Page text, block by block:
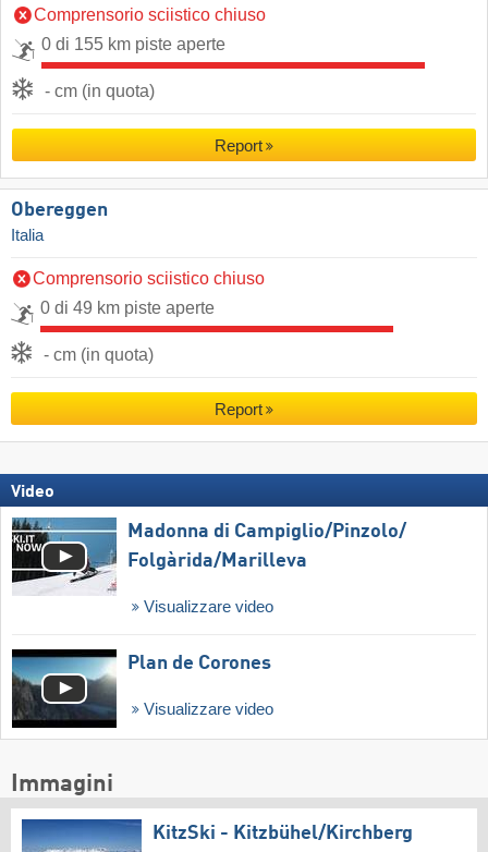
Comprensorio sciistico chiuso
0 di 155 km piste aperte
- cm (in quota)
Report
Obereggen
Italia
Comprensorio sciistico chiuso
0 di 49 km piste aperte
- cm (in quota)
Report
Video
Madonna di Campiglio/​Pinzolo/​
Folgàrida/​Marilleva
Visualizzare video
Plan de Corones
Visualizzare video
Immagini
KitzSki - Kitzbühel/​Kirchberg